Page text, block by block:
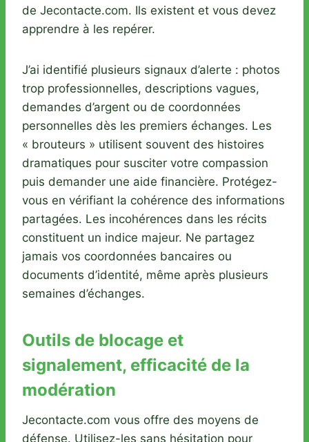
de Jecontacte.com. Ils existent et vous devez
apprendre à les repérer.
J’ai identifié plusieurs signaux d’alerte : photos
trop professionnelles, descriptions vagues,
demandes d’argent ou de coordonnées
personnelles dès les premiers échanges. Les
« brouteurs » utilisent souvent des histoires
dramatiques pour susciter votre compassion
puis demander une aide financière. Protégez-
vous en vérifiant la cohérence des informations
partagées. Les incohérences dans les récits
constituent un indice majeur. Ne partagez
jamais vos coordonnées bancaires ou
documents d’identité, même après plusieurs
semaines d’échanges.
Outils de blocage et
signalement, efficacité de la
modération
Jecontacte.com vous offre des moyens de
défense. Utilisez-les sans hésitation pour